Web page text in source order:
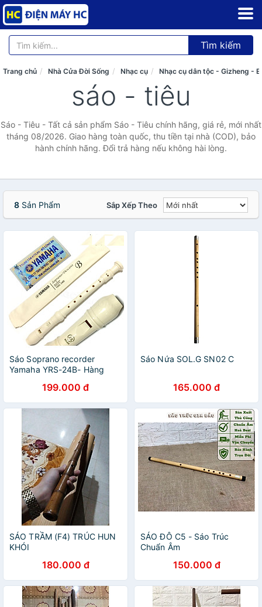
Tìm kiếm
Trang chủ Nhà Cửa Đời Sống Nhạc cụ Nhạc cụ dân tộc - Gizheng -
sáo - tiêu
Sáo - Tiêu - Tất cả sản phẩm Sáo - Tiêu chính hãng, giá rẻ, mới nhất
tháng 08/2026. Giao hàng toàn quốc, thu tiền tại nhà (COD), bảo
hành chính hãng. Đổi trả hàng nếu không hài lòng.
8 Sản Phẩm Sắp Xếp Theo
Sáo Soprano recorder
Yamaha YRS-24B- Hàng
199.000 đ
Sáo Nứa SOL.G SN02 C
165.000 đ
SÁO TRẦM (F4) TRÚC HUN
KHÓI
180.000 đ
SÁO ĐÔ C5 - Sáo Trúc
Chuẩn Âm
150.000 đ